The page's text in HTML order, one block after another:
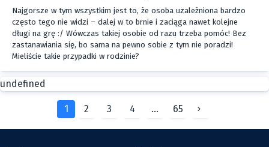
Najgorsze w tym wszystkim jest to, że osoba uzależniona bardzo
często tego nie widzi – dalej w to brnie i zaciąga nawet kolejne
długi na grę :/ Wówczas takiej osobie od razu trzeba pomóc! Bez
zastanawiania się, bo sama na pewno sobie z tym nie poradzi!
Mieliście takie przypadki w rodzinie?
undefined
1 2 3 4 ... 65